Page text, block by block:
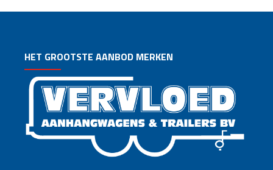
HET GROOTSTE AANBOD MERKEN